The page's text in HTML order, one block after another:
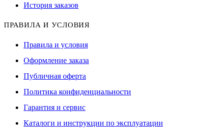
История заказов
ПРАВИЛА И УСЛОВИЯ
Правила и условия
Оформление заказа
Публичная оферта
Политика конфиденциальности
Гарантия и сервис
Каталоги и инструкции по эксплуатации